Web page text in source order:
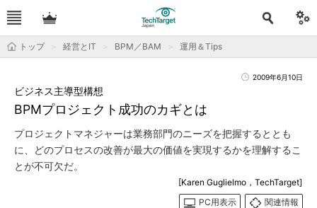
トップ 経営とIT BPM／BAM 運用＆Tips
2009年6月10日
BPMプロジェクト成功のカギとは
ビジネス主導型構想
プロジェクトマネジャーは業務部門のニーズを把握するととも
に、どのプロセスの改善が最大の価値を実現するかを理解するこ
とが不可欠だ。
[Karen Guglielmo，TechTarget]
PC用表示
関連情報